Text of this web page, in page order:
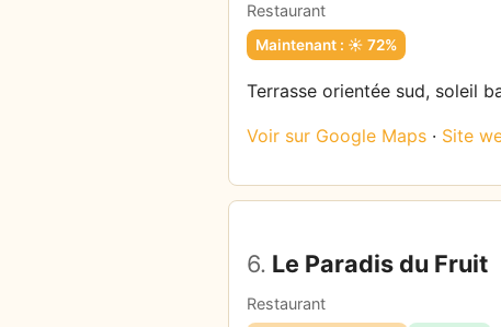
Restaurant
Maintenant : ☀️ 72%
Terrasse orientée sud, soleil
Voir sur Google Maps · Site
6. Le Paradis du Fruit
Restaurant